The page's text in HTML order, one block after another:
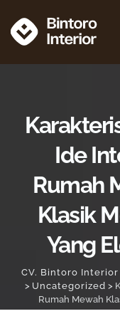
Ide
Rumah
Klasik
Yang
CV. Bintoro Interior
> Uncategorized >
Rumah Mewah